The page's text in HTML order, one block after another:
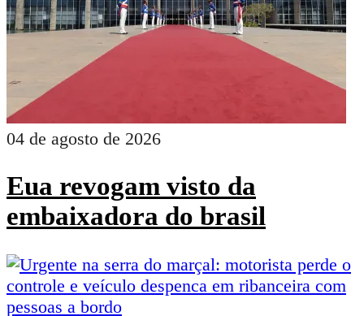
04 de agosto de 2026
Eua revogam visto da
embaixadora do brasil